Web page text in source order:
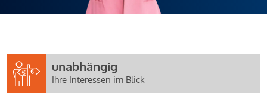
unabhängig
Ihre Interessen im Blick